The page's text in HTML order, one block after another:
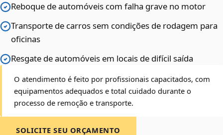
Reboque de automóveis com falha grave no motor
Transporte de carros sem condições de rodagem para
oficinas
Resgate de automóveis em locais de difícil saída
O atendimento é feito por profissionais capacitados, com
equipamentos adequados e total cuidado durante o
processo de remoção e transporte.
SOLICITE SEU ORÇAMENTO